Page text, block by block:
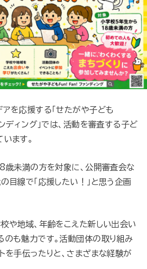
を応援する「せたがや子ども
ィング」では、活動を審査する子ど
ます。
未満の方を対象に、公開審査会な
目線で「応援したい！」と思う企画
や地域、年齢をこえた新しい出会い
のも魅力です。活動団体の取り組み
を手伝ったりと、さまざまな経験が